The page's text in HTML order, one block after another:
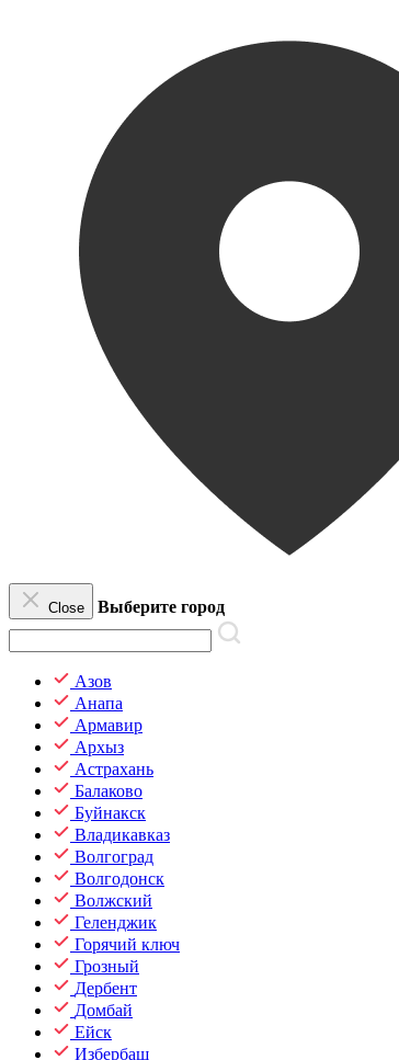
Close Выберите город
Азов
Анапа
Армавир
Архыз
Астрахань
Балаково
Буйнакск
Владикавказ
Волгоград
Волгодонск
Волжский
Геленджик
Горячий ключ
Грозный
Дербент
Домбай
Ейск
Избербаш